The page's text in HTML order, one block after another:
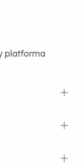
platforma